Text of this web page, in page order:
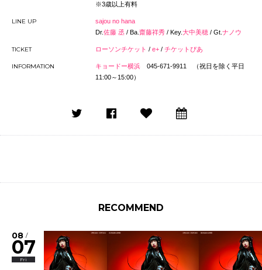
※3歳以上有料
LINE UP
sajou no hana
Dr.佐藤 丞/ Ba.齋藤祥秀/ Key.大中美穂/ Gt.ナノウ
TICKET ローソンチケット / e+/ チケットぴあ
INFORMATION キョードー横浜045-671-9911 （祝日を除く平日
11:00～15:00）
RECOMMEND
08 /
07
Fri